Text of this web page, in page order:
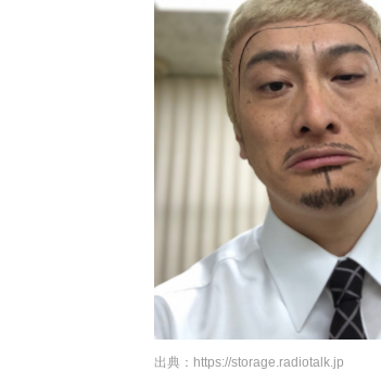
出典： https://storage.radiotalk.jp